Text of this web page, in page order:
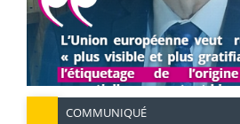
COMMUNIQUÉ